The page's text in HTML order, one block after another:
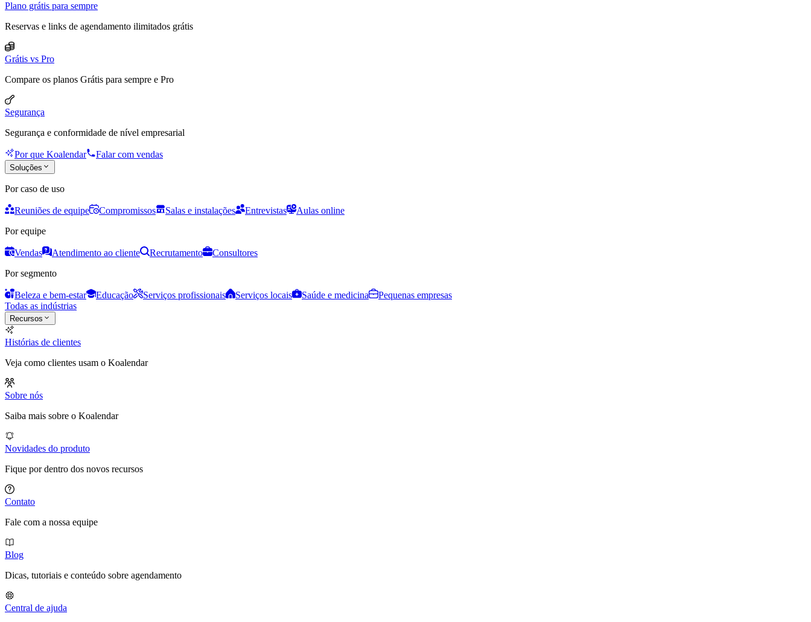
Plano grátis para sempre
Reservas e links de agendamento ilimitados grátis
Grátis vs Pro
Compare os planos Grátis para sempre e Pro
Segurança
Segurança e conformidade de nível empresarial
Por que Koalendar Falar com vendas
Soluções
Por caso de uso
Reuniões de equipe Compromissos Salas e instalações Entrevistas
Aulas online
Por equipe
Vendas Atendimento ao cliente Recrutamento
Consultores
Por segmento
Beleza e bem-estar Educação Serviços profissionais Serviços locais Saúde e medicina
Pequenas empresas
Todas as indústrias
Recursos
Histórias de clientes
Veja como clientes usam o Koalendar
Sobre nós
Saiba mais sobre o Koalendar
Novidades do produto
Fique por dentro dos novos recursos
Contato
Fale com a nossa equipe
Blog
Dicas, tutoriais e conteúdo sobre agendamento
Central de ajuda